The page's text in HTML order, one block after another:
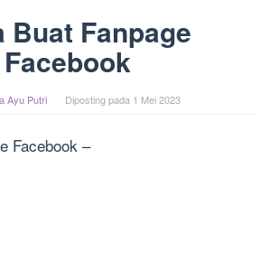
Buat Fanpage
Facebook
Ayu Putri Diposting pada 1 Mei 2023
Facebook –